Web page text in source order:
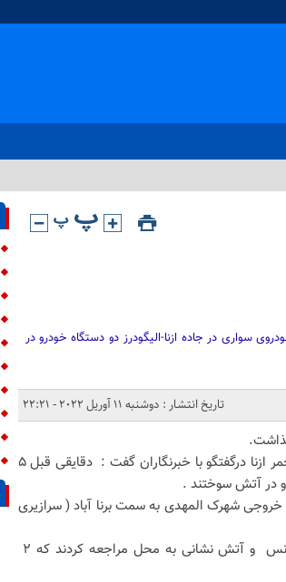
ازناخبرداد : در جریان برخورد ۵ دستگاه خودروی سواری در جاده ازنا-الیگودرز دو دستگاه خودرو در
تاریخ انتشار : دوشنبه 11 آوریل 2022 - 22:21
به گزارش پایگاه خبری نگین اشترانکوه: رئیس جمعیت هلال احمر ازنا درگفتگو با خبرنگاران گفت : دقایقی قبل ۵
خروجی شهرک المهدی به سمت برنا آباد ( سرازیری